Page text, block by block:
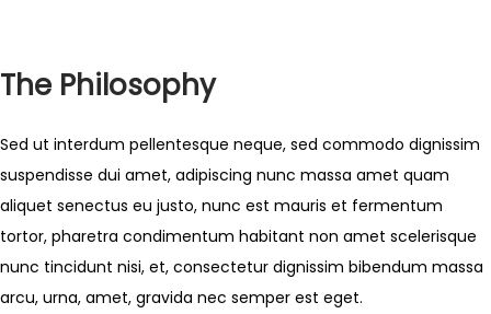
The Philosophy
Sed ut interdum pellentesque neque, sed commodo dignissim
suspendisse dui amet, adipiscing nunc massa amet quam
aliquet senectus eu justo, nunc est mauris et fermentum
tortor, pharetra condimentum habitant non amet scelerisque
nunc tincidunt nisi, et, consectetur dignissim bibendum massa
arcu, urna, amet, gravida nec semper est eget.